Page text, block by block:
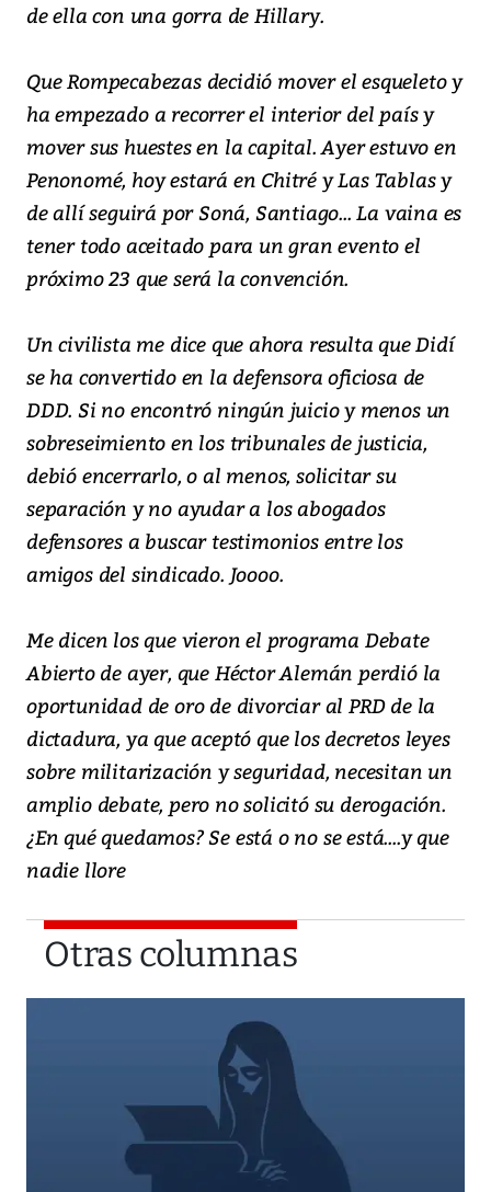
de ella con una gorra de Hillary.
Que Rompecabezas decidió mover el esqueleto y
ha empezado a recorrer el interior del país y
mover sus huestes en la capital. Ayer estuvo en
Penonomé, hoy estará en Chitré y Las Tablas y
de allí seguirá por Soná, Santiago... La vaina es
tener todo aceitado para un gran evento el
próximo 23 que será la convención.
Un civilista me dice que ahora resulta que Didí
se ha convertido en la defensora oficiosa de
DDD. Si no encontró ningún juicio y menos un
sobreseimiento en los tribunales de justicia,
debió encerrarlo, o al menos, solicitar su
separación y no ayudar a los abogados
defensores a buscar testimonios entre los
amigos del sindicado. Joooo.
Me dicen los que vieron el programa Debate
Abierto de ayer, que Héctor Alemán perdió la
oportunidad de oro de divorciar al PRD de la
dictadura, ya que aceptó que los decretos leyes
sobre militarización y seguridad, necesitan un
amplio debate, pero no solicitó su derogación.
¿En qué quedamos? Se está o no se está....y que
nadie llore
Otras columnas